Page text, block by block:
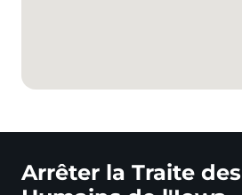
Arrêter la Traite